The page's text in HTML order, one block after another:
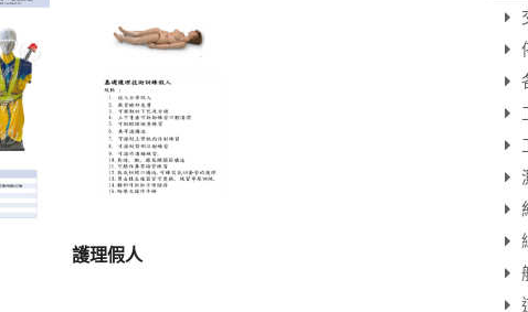
查看內容
護理假人